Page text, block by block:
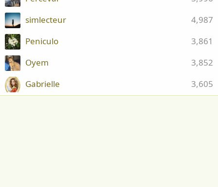
4,987
simlecteur
3,861
Peniculo
3,852
Oyem
3,605
Gabrielle